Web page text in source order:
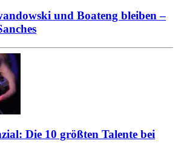
und Boateng bleiben –
Die 10 größten Talente bei